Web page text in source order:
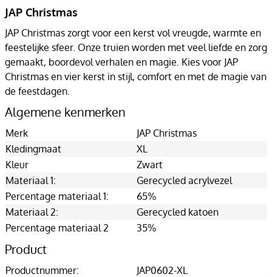
JAP Christmas
JAP Christmas zorgt voor een kerst vol vreugde, warmte en
feestelijke sfeer. Onze truien worden met veel liefde en zorg
gemaakt, boordevol verhalen en magie. Kies voor JAP
Christmas en vier kerst in stijl, comfort en met de magie van
de feestdagen.
Algemene kenmerken
Merk
JAP Christmas
Kledingmaat
XL
Kleur
Zwart
Materiaal 1:
Gerecycled acrylvezel
Percentage materiaal 1:
65%
Materiaal 2:
Gerecycled katoen
Percentage materiaal 2
35%
Product
Productnummer:
JAP0602-XL